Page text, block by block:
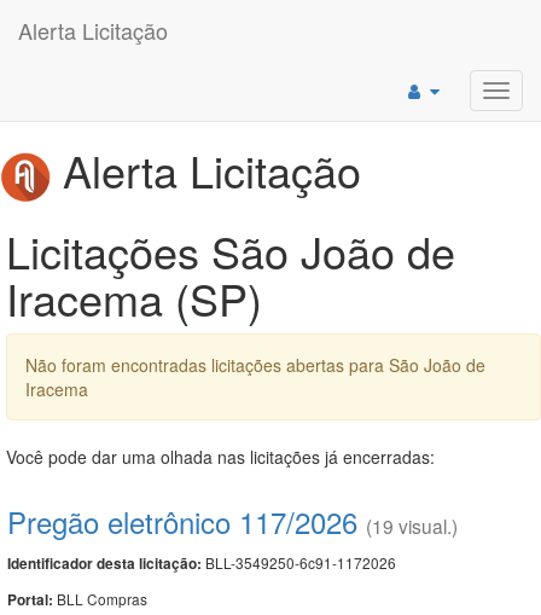
Alerta Licitação
Alerta Licitação
Licitações São João de
Iracema (SP)
Não foram encontradas licitações abertas para São João de
Iracema
Você pode dar uma olhada nas licitações já encerradas:
Pregão eletrônico 117/2026 (19 visual.)
Identificador desta licitação: BLL-3549250-6c91-1172026
Portal: BLL Compras